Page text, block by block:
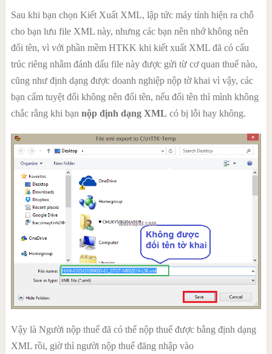
Sau khi bạn chọn Kiết Xuất XML, lập tức máy tính hiện ra chỗ
cho bạn lưu file XML này, nhưng các bạn nên nhớ không nên
đổi tên, vì với phần mềm HTKK khi kiết xuất XML đã có cấu
trúc riêng nhằm đánh dấu file này được gửi từ cơ quan thuế nào,
cũng như định dạng được doanh nghiệp nộp tờ khai vì vậy, các
bạn cấm tuyệt đối không nên đổi tên, nếu đổi tên thì mình không
chắc rằng khi bạn nộp định dạng XML có bị lỗi hay không.
Vậy là Người nộp thuế đã có thể nộp thuế được bằng định dạng
XML rồi, giờ thì người nộp thuế đăng nhập vào